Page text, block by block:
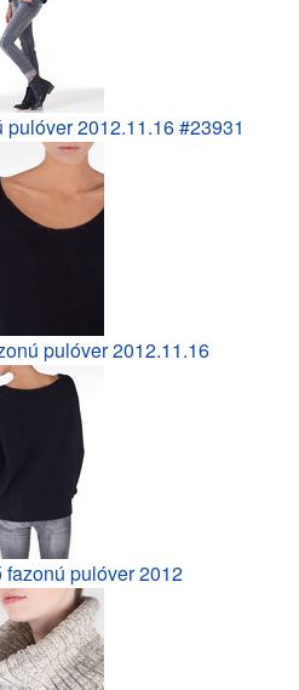
2012.11.16 #23931
pulóver 2012.11.16
pulóver 2012